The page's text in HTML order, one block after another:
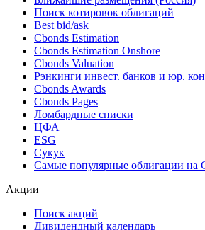
Поиск котировок облигаций
Best bid/ask
Cbonds Estimation
Cbonds Estimation Onshore
Cbonds Valuation
Рэнкинги инвест. банков и юр.
Cbonds Awards
Cbonds Pages
Ломбардные списки
ЦФА
ESG
Сукук
Самые популярные облигации на
Акции
Поиск акций
Дивидендный календарь